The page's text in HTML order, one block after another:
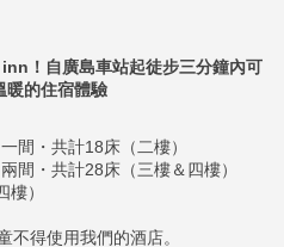
！自廣島車站起徒步三分鐘內可
的住宿體驗
間・共計18床（二樓）
間・共計28床（三樓＆四樓）
）
不得使用我們的酒店。